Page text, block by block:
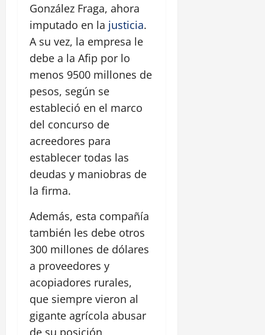
González Fraga, ahora
imputado en la justicia.
A su vez, la empresa le
debe a la Afip por lo
menos 9500 millones de
pesos, según se
estableció en el marco
del concurso de
acreedores para
establecer todas las
deudas y maniobras de
la firma.
Además, esta compañía
también les debe otros
300 millones de dólares
a proveedores y
acopiadores rurales,
que siempre vieron al
gigante agrícola abusar